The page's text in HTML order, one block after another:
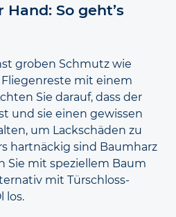
So geht’s
groben Schmutz wie
reste mit einem
Sie darauf, dass der
und sie einen gewissen
um Lackschäden zu
hartnäckig sind Baumharz
Sie mit speziellem Baum
mit Türschloss-
los.